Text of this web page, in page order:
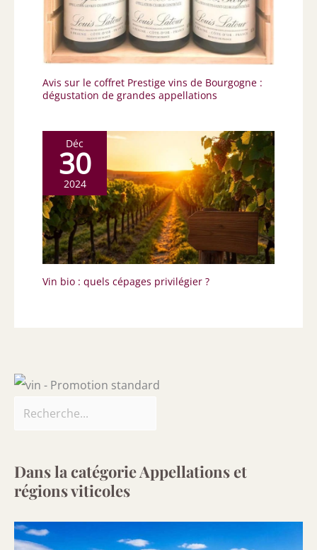
Avis sur le coffret Prestige vins de Bourgogne :
dégustation de grandes appellations
Déc
30
2024
Vin bio : quels cépages privilégier ?
Dans la catégorie Appellations et
régions viticoles